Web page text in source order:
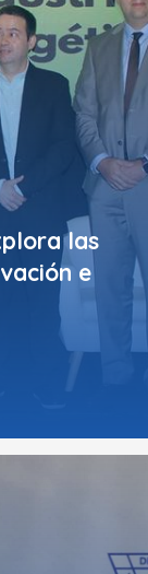
las
e